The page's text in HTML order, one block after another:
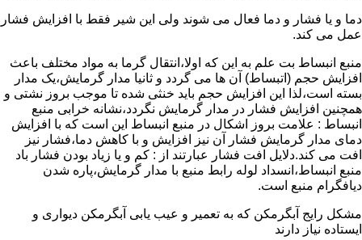
دما و یا فشار و دما فعال می شوند ولی این شیر فقط با افزایش فشار
عمل می کند.
منبع انبساط بت علم به این که اولا،انتقال گرما به مواد مختلف باعث
افزایش حجم (اتبساط) آن ها می گردد و ثانیا مدار گرمایش،یک مدار
بسته است،لذا این افزایش حجم باید خنثی شده تا موجب بروز نشتی و
همچنین افزایش فشار در مدار گرمایش نگردد،نشانه خرابی منبع
انبساط : علامت بروز اشکال در منبع انبساط این است که با افزایش
دمای مدار گرمایش فشار آن نیز افزایش و با کاهش دما،فشار نیز
افت می کند.دلایل افت فشار عبارتند از : کم و یا زیاد بودن فشار باد
منبع انبساط،انسداد لوله رابط منبع با مدار گرمایش،پاره شدن
دیافگرام منبع است.
مشکل رایج آبگرمکن که به تعمیر و عیب یابی آبگرمکن دیواری و
ایستاده نیاز دارند